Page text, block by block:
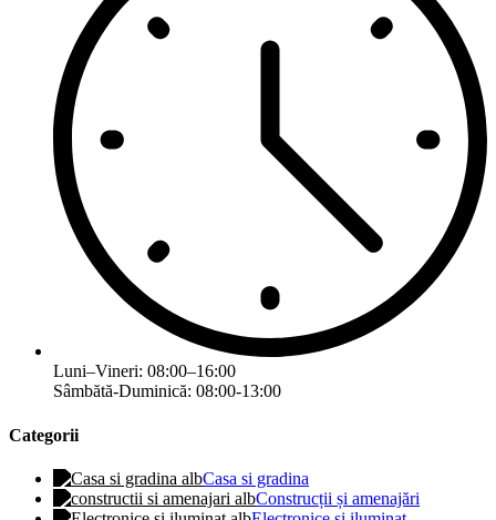
Luni–Vineri: 08:00–16:00
Sâmbătă-Duminică: 08:00-13:00
Categorii
Casa si gradina
Construcții și amenajări